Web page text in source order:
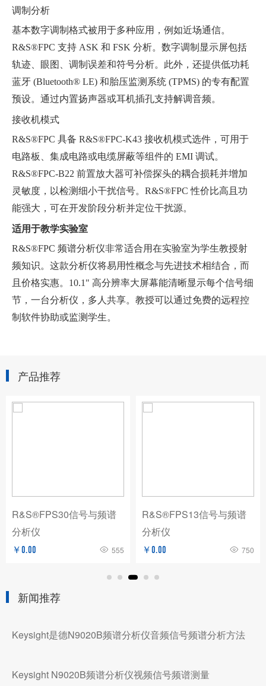
调制分析
基本数字调制格式被用于多种应用，例如近场通信。
R&S®FPC 支持 ASK 和 FSK 分析。数字调制显示屏包括
轨迹、眼图、调制误差和符号分析。此外，还提供低功耗
蓝牙 (Bluetooth® LE) 和胎压监测系统 (TPMS) 的专有配置
预设。通过内置扬声器或耳机插孔支持解调音频。
接收机模式
R&S®FPC 具备 R&S®FPC-K43 接收机模式选件，可用于
电路板、集成电路或电缆屏蔽等组件的 EMI 调试。
R&S®FPC-B22 前置放大器可补偿探头的耦合损耗并增加
灵敏度，以检测细小干扰信号。R&S®FPC 性价比高且功
能强大，可在开发阶段分析并定位干扰源。
适用于教学实验室
R&S®FPC 频谱分析仪非常适合用在实验室为学生教授射
频知识。这款分析仪将易用性概念与先进技术相结合，而
且价格实惠。10.1" 高分辨率大屏幕能清晰显示每个信号细
节，一台分析仪，多人共享。教授可以通过免费的远程控
制软件协助或监测学生。
产品推荐
R&S®FPS30信号与频谱
分析仪
￥0.00 555
R&S®FPS13信号与频谱
分析仪
￥0.00 750
新闻推荐
Keysight是德N9020B频谱分析仪音频信号频谱分析方法
Keysight N9020B频谱分析仪视频信号频谱测量